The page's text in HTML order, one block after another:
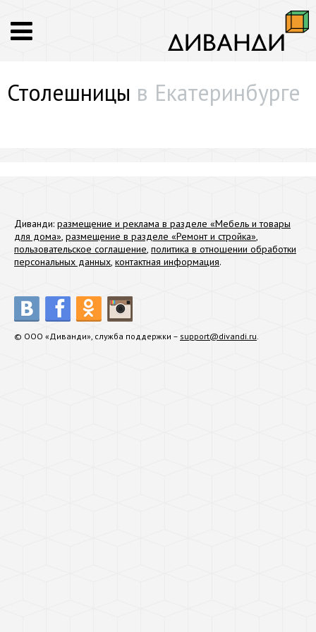
Столешницы в Екатеринбурге
Диванди: размещение и реклама в разделе «Мебель и товары
для дома», размещение в разделе «Ремонт и стройка»,
пользовательское соглашение, политика в отношении обработки
персональных данных, контактная информация.
© ООО «Диванди», служба поддержки – support@divandi.ru.